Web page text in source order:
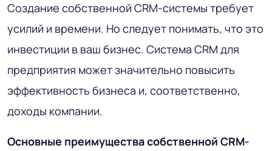
Создание собственной CRM-системы требует
усилий и времени. Но следует понимать, что это
инвестиции в ваш бизнес. Система CRM для
предприятия может значительно повысить
эффективность бизнеса и, соответственно,
доходы компании.
Основные преимущества собственной CRM-